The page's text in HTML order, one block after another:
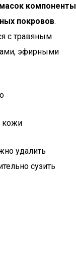
компоненты
покровов.
с травяным
эфирными
кожи
удалить
сузить